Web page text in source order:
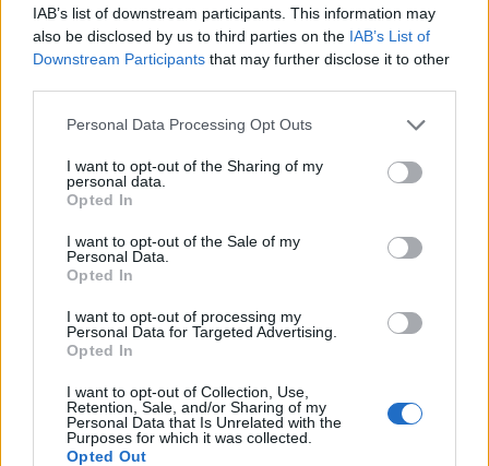
IAB’s list of downstream participants. This information may
also be disclosed by us to third parties on the IAB’s List of
Downstream Participants that may further disclose it to other
Personal Data Processing Opt Outs
I want to opt-out of the Sharing of my
personal data.
Opted In
I want to opt-out of the Sale of my
Personal Data.
Opted In
I want to opt-out of processing my
Personal Data for Targeted Advertising.
Opted In
I want to opt-out of Collection, Use,
Retention, Sale, and/or Sharing of my
Personal Data that Is Unrelated with the
Purposes for which it was collected.
Opted Out
💶 Quanto Custou? | Fogo de artifício (de 11
minutos) da Feira das Colheitas custa €20.550
7/08/2026